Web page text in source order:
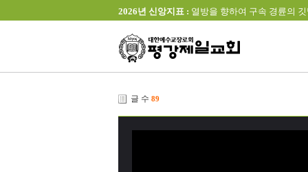
2026년 신앙지표 : 열방을 향하여 구속 경륜의
글 수 89